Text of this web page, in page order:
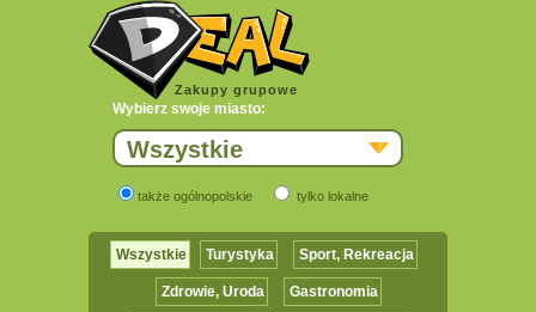
Zakupy grupowe
Wybierz swoje miasto:
Wszystkie
także ogólnopolskie tylko lokalne
Wszystkie Turystyka Sport, Rekreacja
Zdrowie, Uroda Gastronomia